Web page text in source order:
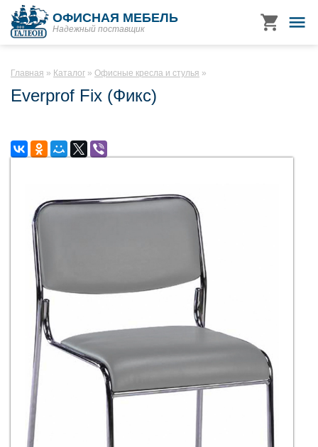
ОФИСНАЯ МЕБЕЛЬ
Надежный поставщик
Главная Каталог Офисные кресла и стулья
Everprof Fix (Фикс)